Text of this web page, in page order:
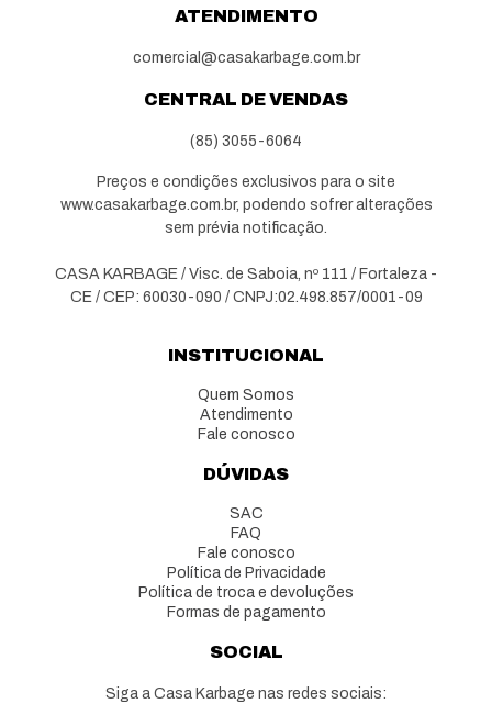
ATENDIMENTO
comercial@casakarbage.com.br
CENTRAL DE VENDAS
(85) 3055-6064
Preços e condições exclusivos para o site
www.casakarbage.com.br, podendo sofrer alterações
sem prévia notificação.
CASA KARBAGE / Visc. de Saboia, nº 111 / Fortaleza -
CE / CEP: 60030-090 / CNPJ:02.498.857/0001-09
INSTITUCIONAL
Quem Somos
Atendimento
Fale conosco
DÚVIDAS
SAC
FAQ
Fale conosco
Política de Privacidade
Política de troca e devoluções
Formas de pagamento
SOCIAL
Siga a Casa Karbage nas redes sociais: